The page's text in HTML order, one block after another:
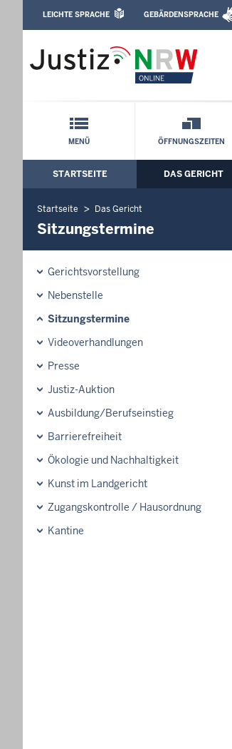
Landgericht Münster:
Leichte Sprache,
LEICHTE SPRACHE GEBÄRDENSPRACHE
Schnellnavigation mit
MENÜ ÖFFNUNGSZEITEN
Hauptmenü:
STARTSEITE DAS GERICHT
Startseite Das Gericht
Sitzungstermine
Gerichtsvorstellung
Nebenstelle
Sitzungstermine
Videoverhandlungen
Presse
Justiz-Auktion
Ausbildung/Berufseinstieg
Barrierefreiheit
Ökologie und Nachhaltigkeit
Kunst im Landgericht
Zugangskontrolle / Hausordnung
Kantine